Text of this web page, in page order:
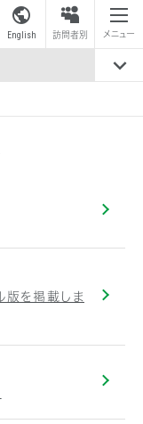
English 訪問者別 メニュー
を掲載しま